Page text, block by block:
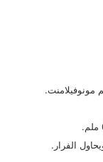
الفرار.